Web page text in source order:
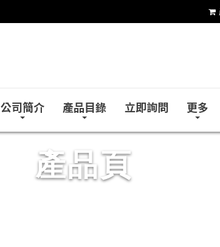
公司簡介 產品目錄 立即詢問 更多
產品頁